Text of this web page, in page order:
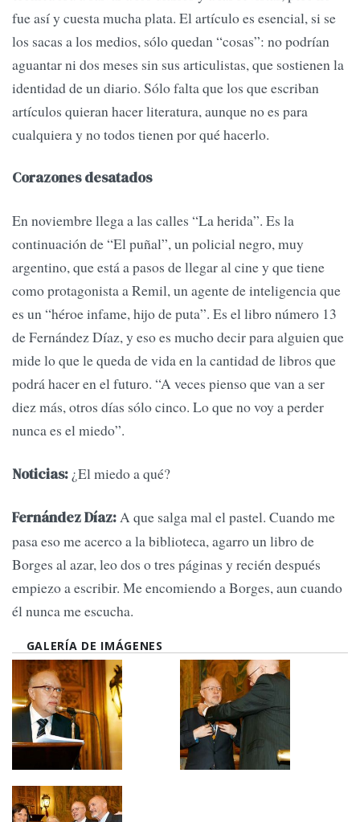
fue así y cuesta mucha plata. El artículo es esencial, si se
los sacas a los medios, sólo quedan “cosas”: no podrían
aguantar ni dos meses sin sus articulistas, que sostienen la
identidad de un diario. Sólo falta que los que escriban
artículos quieran hacer literatura, aunque no es para
cualquiera y no todos tienen por qué hacerlo.
Corazones desatados
En noviembre llega a las calles “La herida”. Es la
continuación de “El puñal”, un policial negro, muy
argentino, que está a pasos de llegar al cine y que tiene
como protagonista a Remil, un agente de inteligencia que
es un “héroe infame, hijo de puta”. Es el libro número 13
de Fernández Díaz, y eso es mucho decir para alguien que
mide lo que le queda de vida en la cantidad de libros que
podrá hacer en el futuro. “A veces pienso que van a ser
diez más, otros días sólo cinco. Lo que no voy a perder
nunca es el miedo”.
Noticias: ¿El miedo a qué?
Fernández Díaz:A que salga mal el pastel. Cuando me
pasa eso me acerco a la biblioteca, agarro un libro de
Borges al azar, leo dos o tres páginas y recién después
empiezo a escribir. Me encomiendo a Borges, aun cuando
él nunca me escucha.
GALERÍA DE IMÁGENES